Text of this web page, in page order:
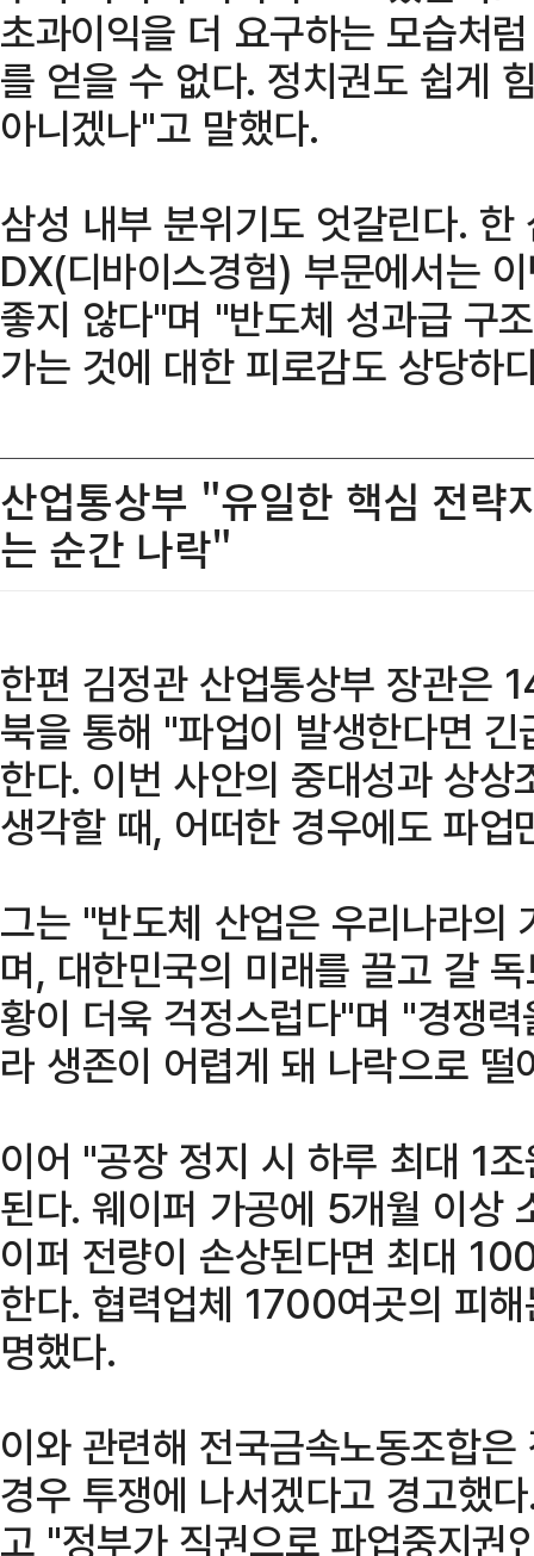
초과이익을 더 요구하는 모습처
를 얻을 수 없다. 정치권도 쉽게
아니겠나"고 말했다.
삼성 내부 분위기도 엇갈린다.
DX(디바이스경험) 부문에서는
좋지 않다"며 "반도체 성과급 구
가는 것에 대한 피로감도 상당하
산업통상부 "유일한 핵심 전략
는 순간 나락"
한편 김정관 산업통상부 장관은
북을 통해 "파업이 발생한다면
한다. 이번 사안의 중대성과 상
생각할 때, 어떠한 경우에도 파
그는 "반도체 산업은 우리나라의
며, 대한민국의 미래를 끌고 갈
황이 더욱 걱정스럽다"며 "경쟁
라 생존이 어렵게 돼 나락으로
이어 "공장 정지 시 하루 최대 1
된다. 웨이퍼 가공에 5개월 이상
이퍼 전량이 손상된다면 최대
한다. 협력업체 1700여곳의 피
명했다.
이와 관련해 전국금속노동조합
경우 투쟁에 나서겠다고 경고했
고 "정부가 직권으로 파업중지권